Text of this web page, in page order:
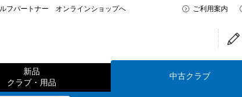
フパートナー オンラインショップへ ご利用案内
新品
クラブ・用品
中古クラブ